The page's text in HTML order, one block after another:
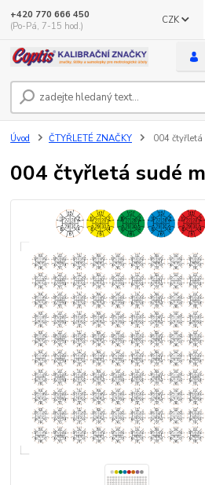
CZK
+420 770 666 450
(Po-Pá, 7-15 hod.)
Úvod ČTYŘLETÉ ZNAČKY 004 čtyřletá
004 čtyřletá sudé